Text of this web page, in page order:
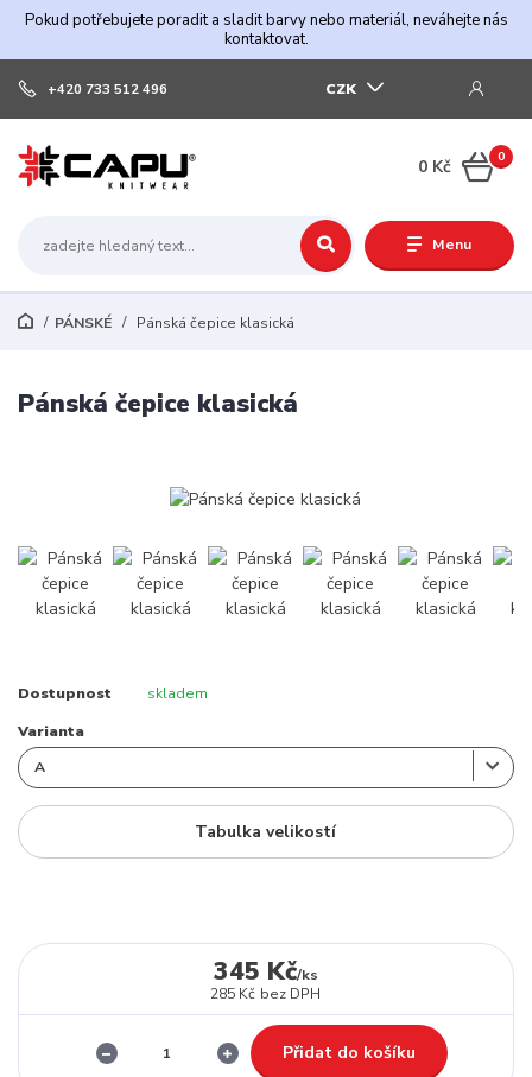
Pokud potřebujete poradit a sladit barvy nebo materiál, neváhejte nás
kontaktovat.
Menu
CZK
+420 733 512 496
0
0 Kč
PÁNSKÉ Pánská čepice klasická
Pánská čepice klasická
Dostupnost skladem
Varianta
Tabulka velikostí
345 Kč/ks
285 Kč bez DPH
Přidat do košíku